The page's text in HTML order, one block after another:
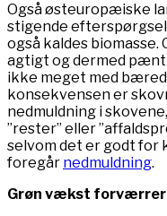
Også østeuropæiske
stigende
også kaldes biomasse.
agtigt og dermed
ikke meget med
konsekvensen er
nedmuldning i
”rester” eller
selvom det er godt for
foregår nedmuldning.
Grøn vækst forværrer